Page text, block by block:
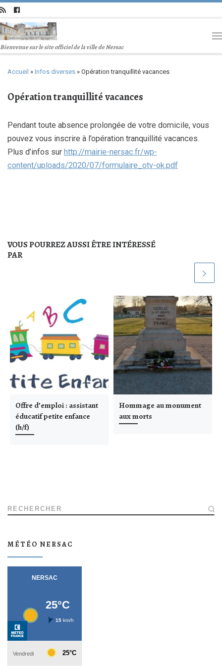
Bienvenue sur le site officiel de la ville de Nersac
Accueil » Infos diverses » Opération tranquillité vacances
Opération tranquillité vacances
Pendant toute absence prolongée de votre domicile, vous
pouvez vous inscrire à l’opération tranquillité vacances.
Plus d’infos sur http://mairie-nersac.fr/wp-
content/uploads/2020/07/formulaire_otv-ok.pdf
VOUS POURREZ AUSSI ÊTRE INTÉRESSÉ
PAR
Offre d’emploi : assistant
éducatif petite enfance
(h/f)
Hommage au monument
aux morts
RECHERCHER
MÉTÉO NERSAC